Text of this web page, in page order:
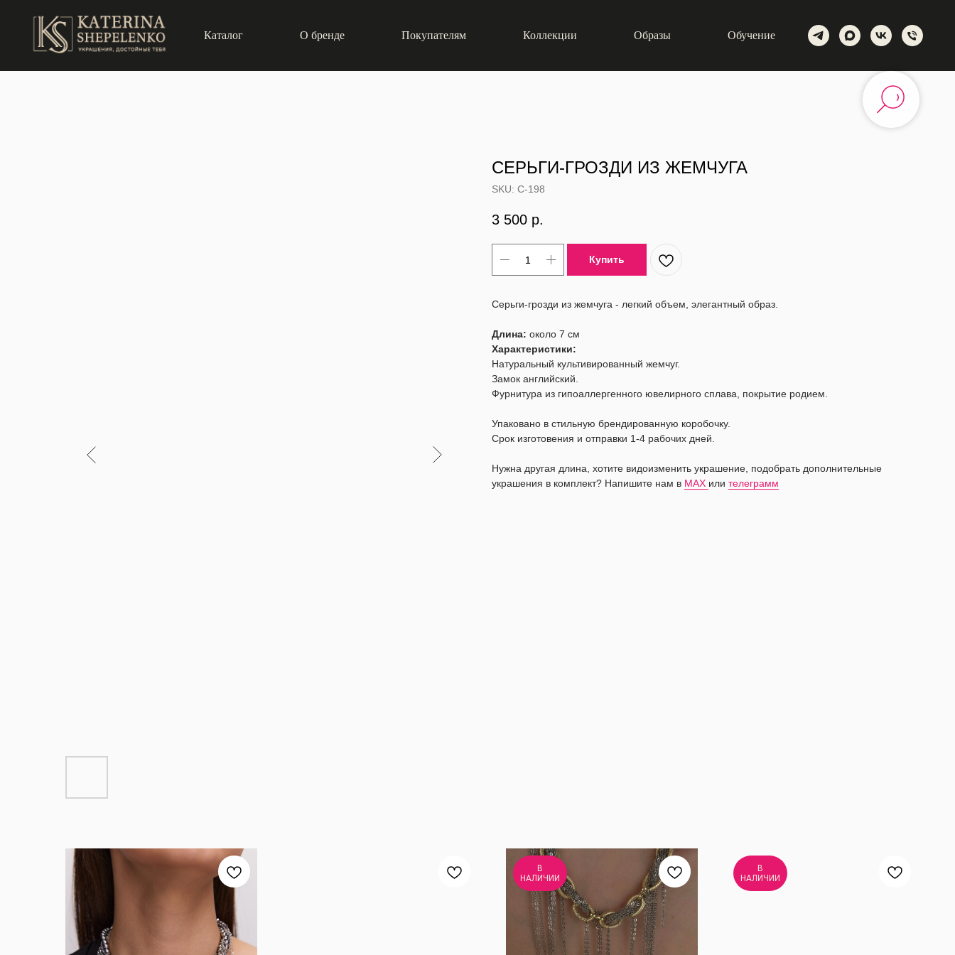
Каталог О бренде Покупателям Коллекции Образы Обучение
СЕРЬГИ-ГРОЗДИ ИЗ ЖЕМЧУГА
SKU: С-198
3 500 р.
Купить
Серьги-грозди из жемчуга - легкий объем, элегантный образ.
Длина: около 7 см
Характеристики:
Натуральный культивированный жемчуг.
Замок английский.
Фурнитура из гипоаллергенного ювелирного сплава, покрытие родием.
Упаковано в стильную брендированную коробочку.
Срок изготовения и отправки 1-4 рабочих дней.
Нужна другая длина, хотите видоизменить украшение, подобрать дополнительные
украшения в комплект? Напишите нам в MAX или телеграмм
В
НАЛИЧИИ
В
НАЛИЧИИ